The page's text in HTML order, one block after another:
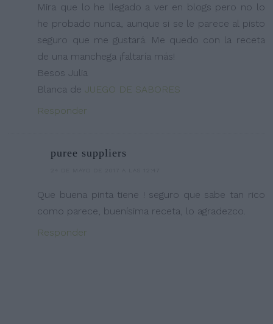
Mira que lo he llegado a ver en blogs pero no lo
he probado nunca, aunque si se le parece al pisto
seguro que me gustará. Me quedo con la receta
de una manchega ¡faltaría más!
Besos Julia
Blanca de JUEGO DE SABORES
Responder
puree suppliers
Que buena pinta tiene ! seguro que sabe tan rico
como parece, buenísima receta, lo agradezco.
Responder